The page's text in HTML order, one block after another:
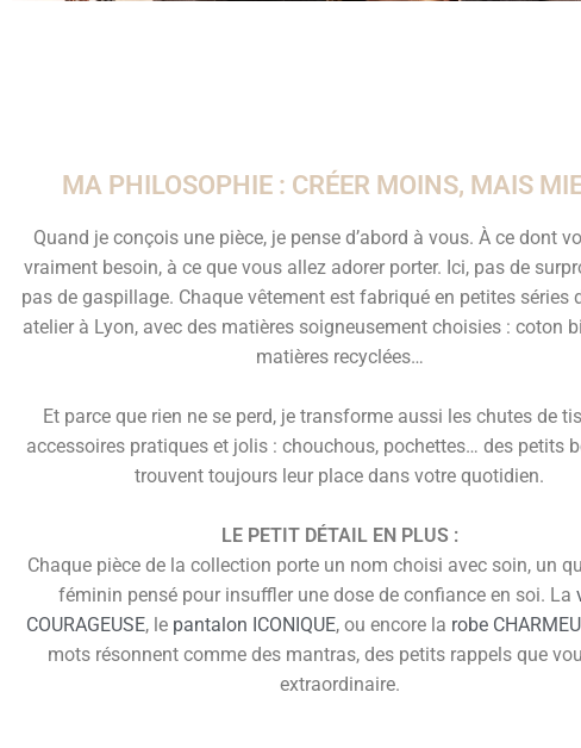
MA PHILOSOPHIE : CRÉER MOINS, MAIS
Quand je conçois une pièce, je pense d’abord à vous. À ce dont
vraiment besoin, à ce que vous allez adorer porter. Ici, pas de
pas de gaspillage. Chaque vêtement est fabriqué en petites séries
atelier à Lyon, avec des matières soigneusement choisies : coton
matières recyclées…
Et parce que rien ne se perd, je transforme aussi les chutes de
accessoires pratiques et jolis : chouchous, pochettes… des petits
trouvent toujours leur place dans votre quotidien.
LE PETIT DÉTAIL EN PLUS :
Chaque pièce de la collection porte un nom choisi avec soin, un
féminin pensé pour insuffler une dose de confiance en soi. La
COURAGEUSE, le pantalon ICONIQUE, ou encore la robe
mots résonnent comme des mantras, des petits rappels que
extraordinaire.